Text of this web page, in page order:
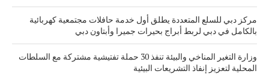
مركز دبي للسلع المتعددة يطلق أول خدمة حافلات مجتمعية كهربائية
بالكامل في دبي لربط أبراج بحيرات جميرا وأبتاون دبي
وزارة التغير المناخي والبيئة تنفذ 30 حملة تفتيشية مشتركة مع السلطات
المحلية لتعزيز إنفاذ التشريعات البيئية